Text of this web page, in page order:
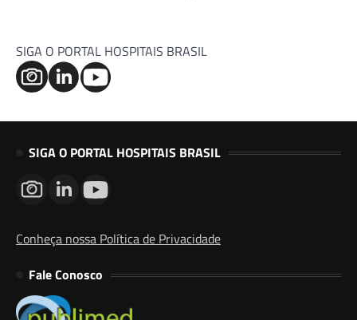
SIGA O PORTAL HOSPITAIS BRASIL
SIGA O PORTAL HOSPITAIS BRASIL
Conheça nossa Política de Privacidade
Fale Conosco